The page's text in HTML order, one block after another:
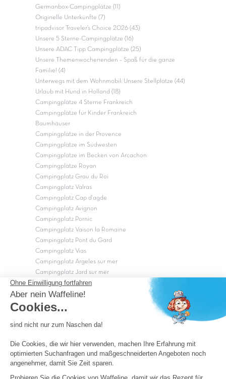
Germanbox-Campingplätze (11)
Originelle Unterkünfte (7)
tripadvisor Traveler’s Choice 2026 (43)
Unsere 5 Sterne-Campingplätze (16)
Unsere ADAC Tipp Campingplätze (25)
Unsere Themenwochenenden – Spaß für die ganze
Familie! (4)
Unterwegs mit dem Wohnmobil: Unsere Stellplätze (44)
Urlaub mit Hund in Holland (18)
Campingplätze 4 Sterne Frankreich
Campingplätze für Kinder Frankreich
Baumhäuser
Campingplätze in der Provence
Campingplätze im Südwesten
Campingplätze im Becken von Arcachon
Campingplätze Royan
Campingplatz Grau du Roi
Campingplatz Valras
Campingplatz Cap d'agde
Campingplatz Avignon
Campingplatz Pornic
Campingplatz Vaison la Romaine
Campingplatz Pont du Gard
Campingplatz Vias
Campingplatz Argeles sur mer
Campingplatz Jard sur mer
Campingplatz Sarzeau
Campingplatz Fréjus
Campingplätze in Camargue
OK
Copyright Capfun 2026 ©